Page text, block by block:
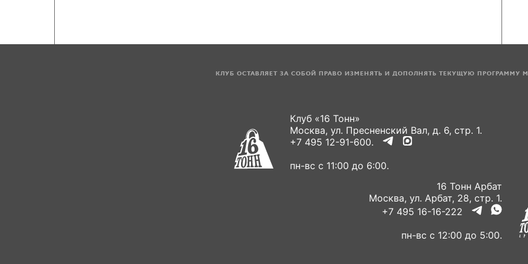
КЛУБ ОСТАВЛЯЕТ ЗА СОБОЙ ПРАВО ИЗМЕНЯТЬ И ДОПОЛНЯТЬ ТЕКУЩУЮ ПРОГРАММУ
Клуб «16 Тонн»
Москва, ул. Пресненский Вал, д. 6, стр. 1.
+7 495 12-91-600.
пн-вс с 11:00 до 6:00.
16 Тонн Арбат
Москва, ул. Арбат, 28, стр. 1.
+7 495 16-16-222
пн-вс с 12:00 до 5:00.